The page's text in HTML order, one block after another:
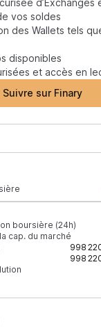
d’Exchanges
vos soldes
des Wallets tels
disponibles
et accès en
Suivre sur Finary
boursière (24h)
cap. du marché
998
998